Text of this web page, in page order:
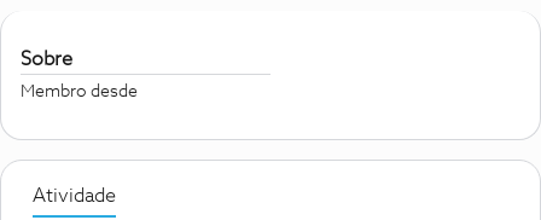
Sobre
Membro desde
Atividade